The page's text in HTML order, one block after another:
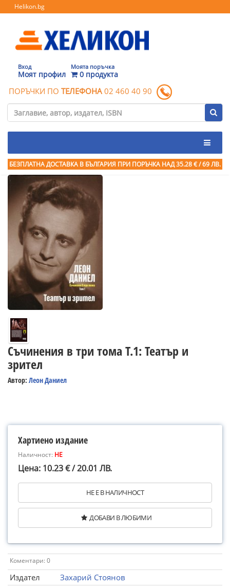
Helikon.bg
Вход
Моят профил
Моята поръчка
0 продукта
ПОРЪЧКИ ПО ТЕЛЕФОНА 02 460 40 90
БЕЗПЛАТНА ДОСТАВКА В БЪЛГАРИЯ ПРИ ПОРЪЧКА НАД 35.28 € / 69 ЛВ.
Съчинения в три тома Т.1: Театър и
зрител
Автор: Леон Даниел
Хартиено издание
Наличност: НЕ
Цена: 10.23 € / 20.01 ЛВ.
НЕ Е В НАЛИЧНОСТ
ДОБАВИ В ЛЮБИМИ
Коментари: 0
Издател
Захарий Стоянов